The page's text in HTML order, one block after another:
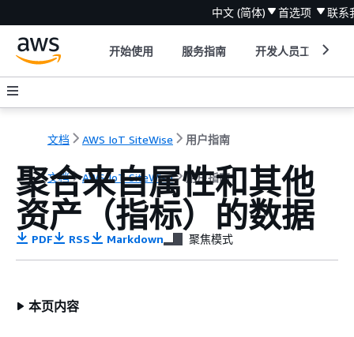
中文 (简体) 首选项 联系
开始使用 服务指南 开发人员工具
文档 AWS IoT SiteWise 用户指南
文档 AWS IoT SiteWise 用户指南
聚合来自属性和其他
资产（指标）的数据
PDF RSS Markdown 聚焦模式
本页内容